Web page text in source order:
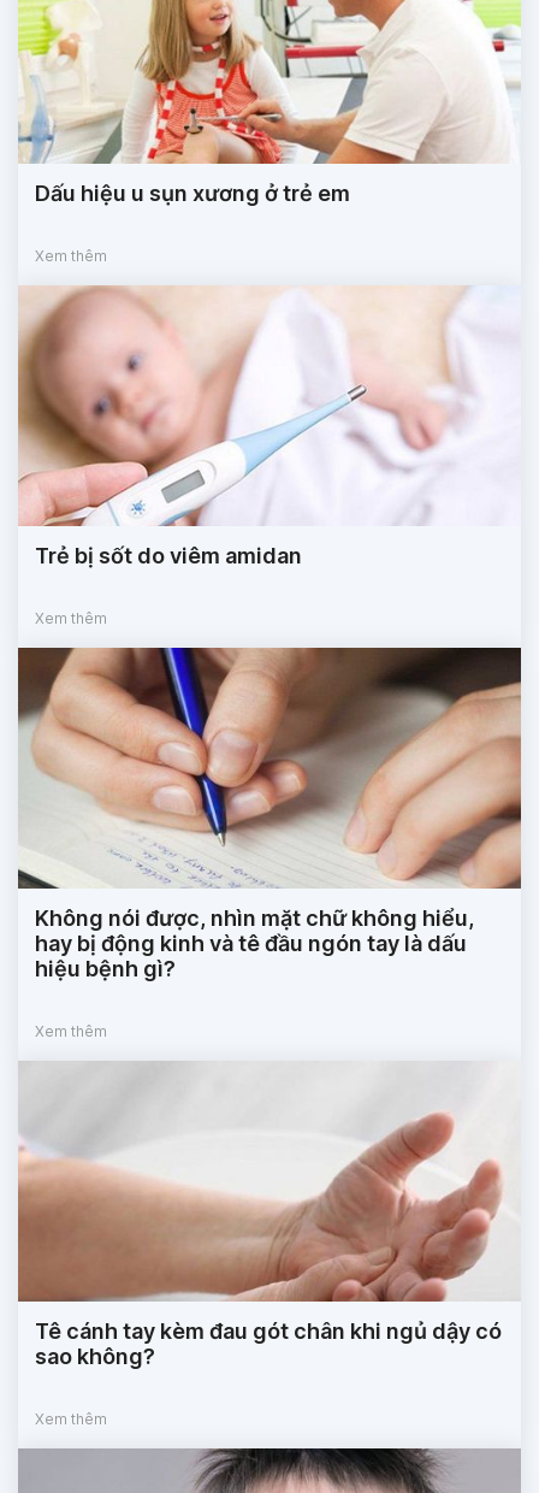
Dấu hiệu u sụn xương ở trẻ em
Xem thêm
Trẻ bị sốt do viêm amidan
Xem thêm
Không nói được, nhìn mặt chữ không hiểu,
hay bị động kinh và tê đầu ngón tay là dấu
hiệu bệnh gì?
Xem thêm
Tê cánh tay kèm đau gót chân khi ngủ dậy có
sao không?
Xem thêm